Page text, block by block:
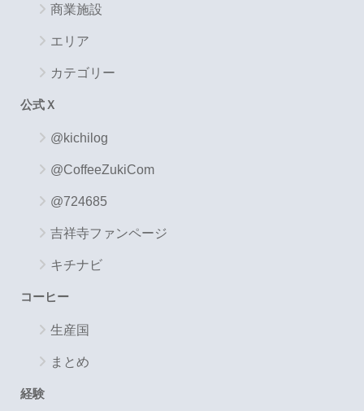
商業施設
エリア
カテゴリー
公式Ｘ
@kichilog
@CoffeeZukiCom
@724685
吉祥寺ファンページ
キチナビ
コーヒー
生産国
まとめ
経験